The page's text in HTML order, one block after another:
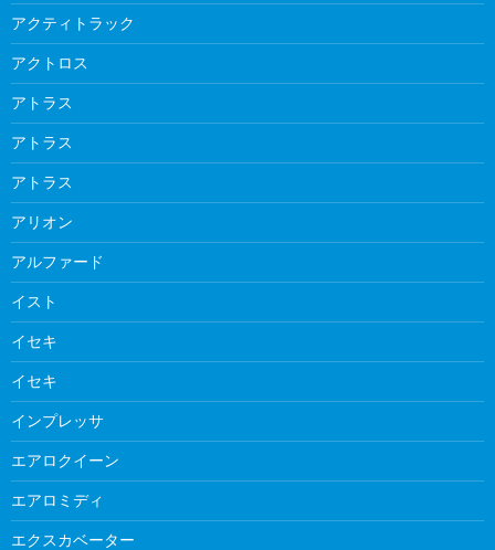
アクティトラック
アクトロス
アトラス
アトラス
アトラス
アリオン
アルファード
イスト
イセキ
イセキ
インプレッサ
エアロクイーン
エアロミディ
エクスカベーター